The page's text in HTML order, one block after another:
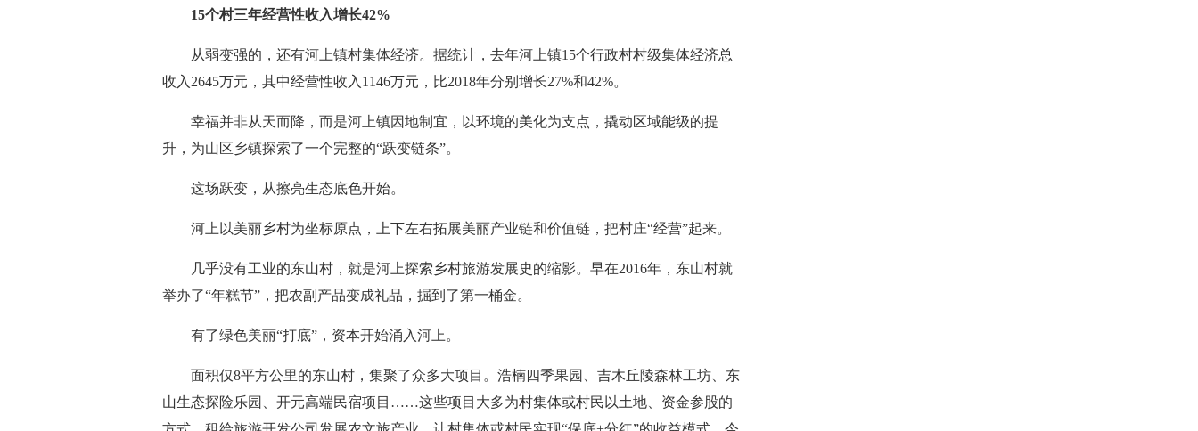
15个村三年经营性收入增长42%
从弱变强的，还有河上镇村集体经济。据统计，去年河上镇15个行政村村级集体经济总
收入2645万元，其中经营性收入1146万元，比2018年分别增长27%和42%。
幸福并非从天而降，而是河上镇因地制宜，以环境的美化为支点，撬动区域能级的提
升，为山区乡镇探索了一个完整的“跃变链条”。
这场跃变，从擦亮生态底色开始。
河上以美丽乡村为坐标原点，上下左右拓展美丽产业链和价值链，把村庄“经营”起来。
几乎没有工业的东山村，就是河上探索乡村旅游发展史的缩影。早在2016年，东山村就
举办了“年糕节”，把农副产品变成礼品，掘到了第一桶金。
有了绿色美丽“打底”，资本开始涌入河上。
面积仅8平方公里的东山村，集聚了众多大项目。浩楠四季果园、吉木丘陵森林工坊、东
山生态探险乐园、开元高端民宿项目……这些项目大多为村集体或村民以土地、资金参股的